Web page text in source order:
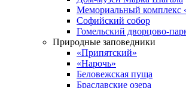
Мемориальный комплекс
Софийский собор
Гомельский дворцово-
Природные заповедники
«Припятский»
«Нарочь»
Беловежская пуща
Браславские озера